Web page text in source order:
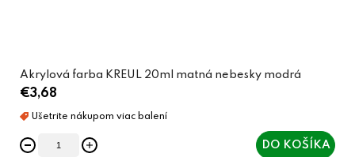
Akrylová farba KREUL 20ml matná nebesky modrá
€3,68
DO KOŠÍKA